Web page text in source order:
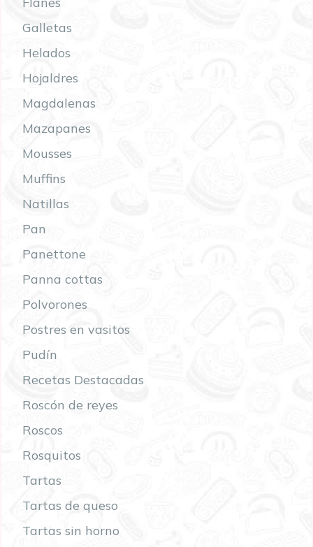
Galletas
Helados
Hojaldres
Magdalenas
Mazapanes
Mousses
Muffins
Natillas
Pan
Panettone
Panna cottas
Polvorones
Postres en vasitos
Pudín
Recetas Destacadas
Roscón de reyes
Roscos
Rosquitos
Tartas
Tartas de queso
Tartas sin horno